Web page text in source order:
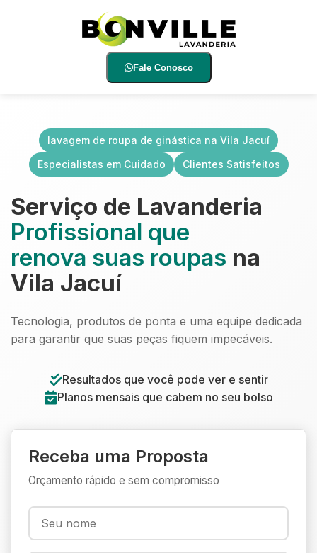
Fale Conosco
lavagem de roupa de ginástica na Vila Jacuí
Especialistas em Cuidado
Clientes Satisfeitos
Serviço de Lavanderia
Profissional que
renova suas roupas na
Vila Jacuí
Tecnologia, produtos de ponta e uma equipe dedicada
para garantir que suas peças fiquem impecáveis.
Resultados que você pode ver e sentir
Planos mensais que cabem no seu bolso
Receba uma Proposta
Orçamento rápido e sem compromisso